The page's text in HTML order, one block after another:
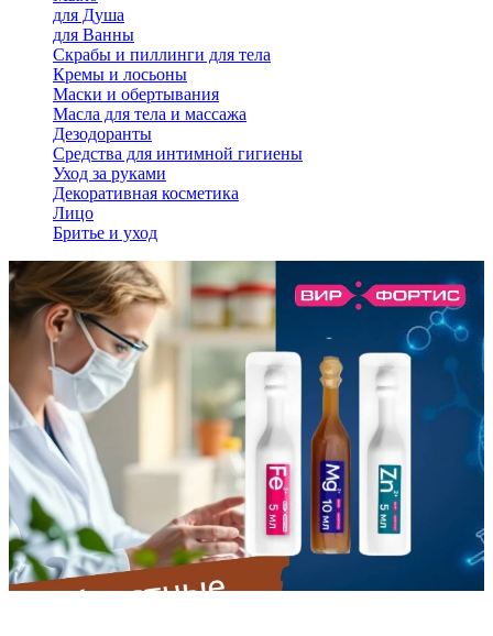
для Душа
для Ванны
Скрабы и пиллинги для тела
Кремы и лосьоны
Маски и обертывания
Масла для тела и массажа
Дезодоранты
Средства для интимной гигиены
Уход за руками
Декоративная косметика
Лицо
Бритье и уход